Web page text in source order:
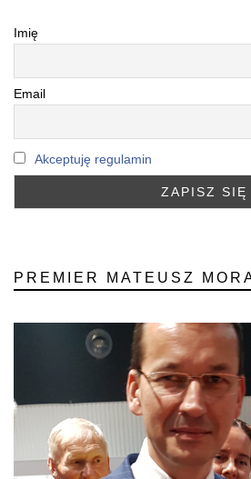
Imię
Email
Akceptuję regulamin
PREMIER MATEUSZ